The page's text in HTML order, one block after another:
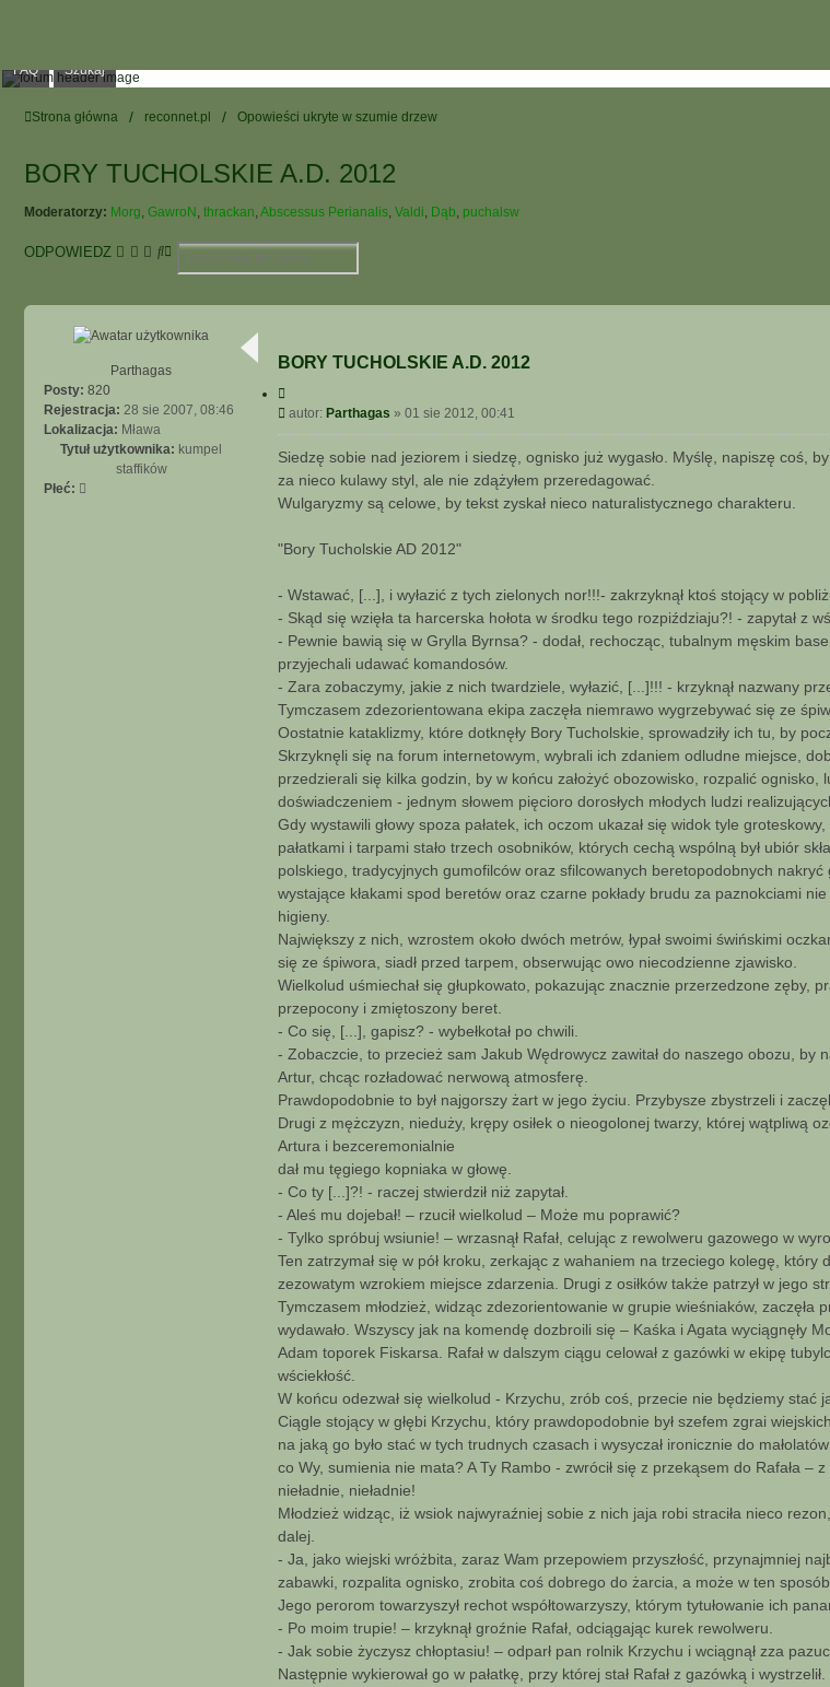
FAQ Szukaj
Strona główna reconnet.pl Opowieści ukryte w szumie drzew
BORY TUCHOLSKIE A.D. 2012
Moderatorzy: Morg, GawroN , thrackan, Abscessus Perianalis, Valdi, Dąb, puchalsw
ODPOWIEDZ
S
k
a
W
Z
U
I
A
I
Parthagas
Posty: 820
Rejestracja: 28 sie 2007, 08:46
Lokalizacja: Mława
Tytuł użytkownika: kumpel
staffików
Płeć:
BORY TUCHOLSKIE A.D. 2012
u
j
P
o
s
autor: Parthagas » 01 sie 2012, 00:41
Siedzę sobie nad jeziorem i siedzę, ognisko już wygasło. Myślę, napiszę coś,
za nieco kulawy styl, ale nie zdążyłem przeredagować.
Wulgaryzmy są celowe, by tekst zyskał nieco naturalistycznego charakteru.
"Bory Tucholskie AD 2012"
- Wstawać, [...], i wyłazić z tych zielonych nor!!!- zakrzyknął ktoś stojący w
- Skąd się wzięła ta harcerska hołota w środku tego rozpiździaju?! - zapytał z
- Pewnie bawią się w Grylla Byrnsa? - dodał, rechocząc, tubalnym męskim
przyjechali udawać komandosów.
- Zara zobaczymy, jakie z nich twardziele, wyłazić, [...]!!! - krzyknął nazwany
Tymczasem zdezorientowana ekipa zaczęła niemrawo wygrzebywać się ze
Oostatnie kataklizmy, które dotknęły Bory Tucholskie, sprowadziły ich tu, by
Skrzyknęli się na forum internetowym, wybrali ich zdaniem odludne miejsce,
przedzierali się kilka godzin, by w końcu założyć obozowisko, rozpalić
doświadczeniem - jednym słowem pięcioro dorosłych młodych ludzi
Gdy wystawili głowy spoza pałatek, ich oczom ukazał się widok tyle
pałatkami i tarpami stało trzech osobników, których cechą wspólną był ubiór
polskiego, tradycyjnych gumofilców oraz sfilcowanych beretopodobnych nakryć
wystające kłakami spod beretów oraz czarne pokłady brudu za paznokciami
higieny.
Największy z nich, wzrostem około dwóch metrów, łypał swoimi świńskimi
się ze śpiwora, siadł przed tarpem, obserwując owo niecodzienne zjawisko.
Wielkolud uśmiechał się głupkowato, pokazując znacznie przerzedzone zęby,
przepocony i zmiętoszony beret.
- Co się, [...], gapisz? - wybełkotał po chwili.
- Zobaczcie, to przecież sam Jakub Wędrowycz zawitał do naszego obozu, by
Artur, chcąc rozładować nerwową atmosferę.
Prawdopodobnie to był najgorszy żart w jego życiu. Przybysze zbystrzeli i
Drugi z mężczyzn, nieduży, krępy osiłek o nieogolonej twarzy, której wątpliwą
Artura i bezceremonialnie
dał mu tęgiego kopniaka w głowę.
- Co ty [...]?! - raczej stwierdził niż zapytał.
- Aleś mu dojebał! – rzucił wielkolud – Może mu poprawić?
- Tylko spróbuj wsiunie! – wrzasnął Rafał, celując z rewolweru gazowego w
Ten zatrzymał się w pół kroku, zerkając z wahaniem na trzeciego kolegę, który
zezowatym wzrokiem miejsce zdarzenia. Drugi z osiłków także patrzył w jego
Tymczasem młodzież, widząc zdezorientowanie w grupie wieśniaków, zaczęła
wydawało. Wszyscy jak na komendę dozbroili się – Kaśka i Agata wyciągnęły
Adam toporek Fiskarsa. Rafał w dalszym ciągu celował z gazówki w ekipę
wściekłość.
W końcu odezwał się wielkolud - Krzychu, zrób coś, przecie nie będziemy stać
Ciągle stojący w głębi Krzychu, który prawdopodobnie był szefem zgrai
na jaką go było stać w tych trudnych czasach i wysyczał ironicznie do
co Wy, sumienia nie mata? A Ty Rambo - zwrócił się z przekąsem do Rafała –
nieładnie, nieładnie!
Młodzież widząc, iż wsiok najwyraźniej sobie z nich jaja robi straciła nieco
dalej.
- Ja, jako wiejski wróżbita, zaraz Wam przepowiem przyszłość, przynajmniej
zabawki, rozpalita ognisko, zrobita coś dobrego do żarcia, a może w ten
Jego perorom towarzyszył rechot współtowarzyszy, którym tytułowanie ich
- Po moim trupie! – krzyknął groźnie Rafał, odciągając kurek rewolweru.
- Jak sobie życzysz chłoptasiu! – odparł pan rolnik Krzychu i wciągnął zza
Następnie wykierował go w pałatkę, przy której stał Rafał z gazówką i